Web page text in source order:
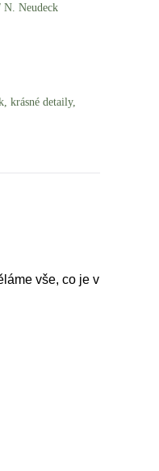
Neudeck
krásné detaily,
vše, co je v